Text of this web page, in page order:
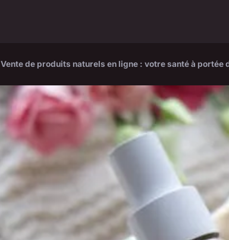
Vente de produits naturels en ligne : votre santé à portée